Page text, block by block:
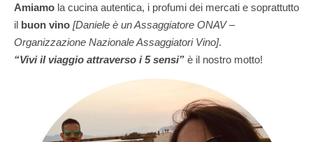
Amiamo la cucina autentica, i profumi dei mercati e soprattutto
il buon vino [Daniele è un Assaggiatore ONAV –
Organizzazione Nazionale Assaggiatori Vino].
“Vivi il viaggio attraverso i 5 sensi” è il nostro motto!